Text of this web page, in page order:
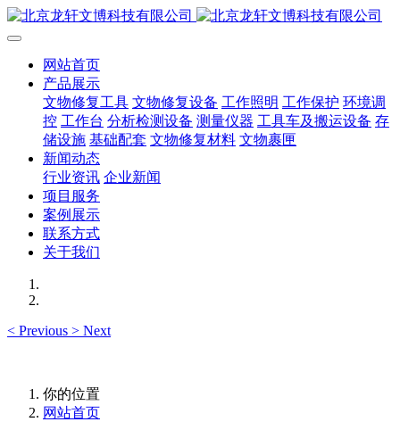
网站首页
产品展示
文物修复工具 文物修复设备 工作照明 工作保护 环境调
控 工作台 分析检测设备 测量仪器 工具车及搬运设备 存
储设施 基础配套 文物修复材料 文物裹匣
新闻动态
行业资讯 企业新闻
项目服务
案例展示
联系方式
关于我们
< Previous > Next
你的位置
网站首页